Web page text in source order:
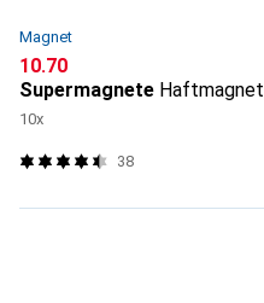
Magnet
CHF
10.70
Supermagnete Haftmagnet
10x
38